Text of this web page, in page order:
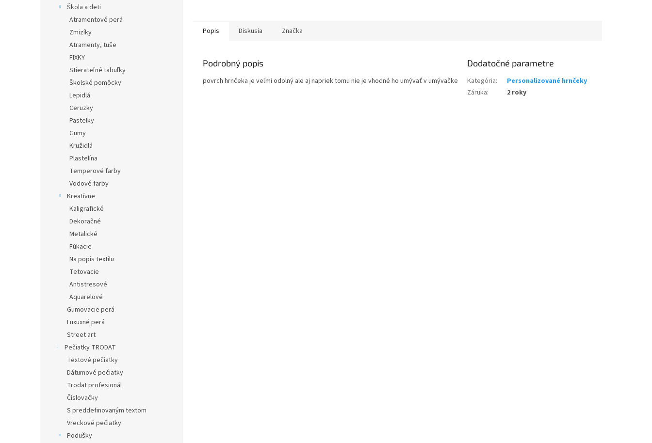
Škola a deti
Atramentové perá
Zmizíky
Atramenty, tuše
FIXKY
Stierateľné tabuľky
Školské pomôcky
Lepidlá
Ceruzky
Pastelky
Gumy
Kružidlá
Plastelína
Temperové farby
Vodové farby
Kreatívne
Kaligrafické
Dekoračné
Metalické
Fúkacie
Na popis textilu
Tetovacie
Antistresové
Aquarelové
Gumovacie perá
Luxuxné perá
Street art
Pečiatky TRODAT
Textové pečiatky
Dátumové pečiatky
Trodat profesionál
Číslovačky
S preddefinovaným textom
Vreckové pečiatky
Podušky
Popis Diskusia Značka
Podrobný popis
povrch hrnčeka je veľmi odolný ale aj napriek tomu nie je vhodné ho umývať v umývačke
Dodatočné parametre
Kategória:
Personalizované hrnčeky
Záruka: 2 roky